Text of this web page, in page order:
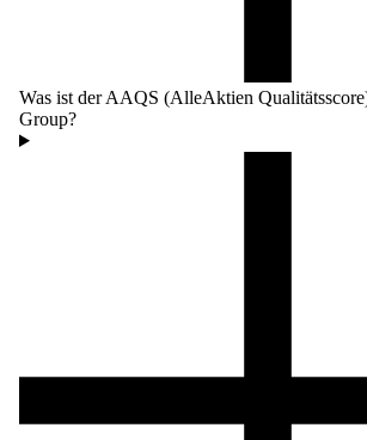
Was ist der AAQS (AlleAktien
Group?